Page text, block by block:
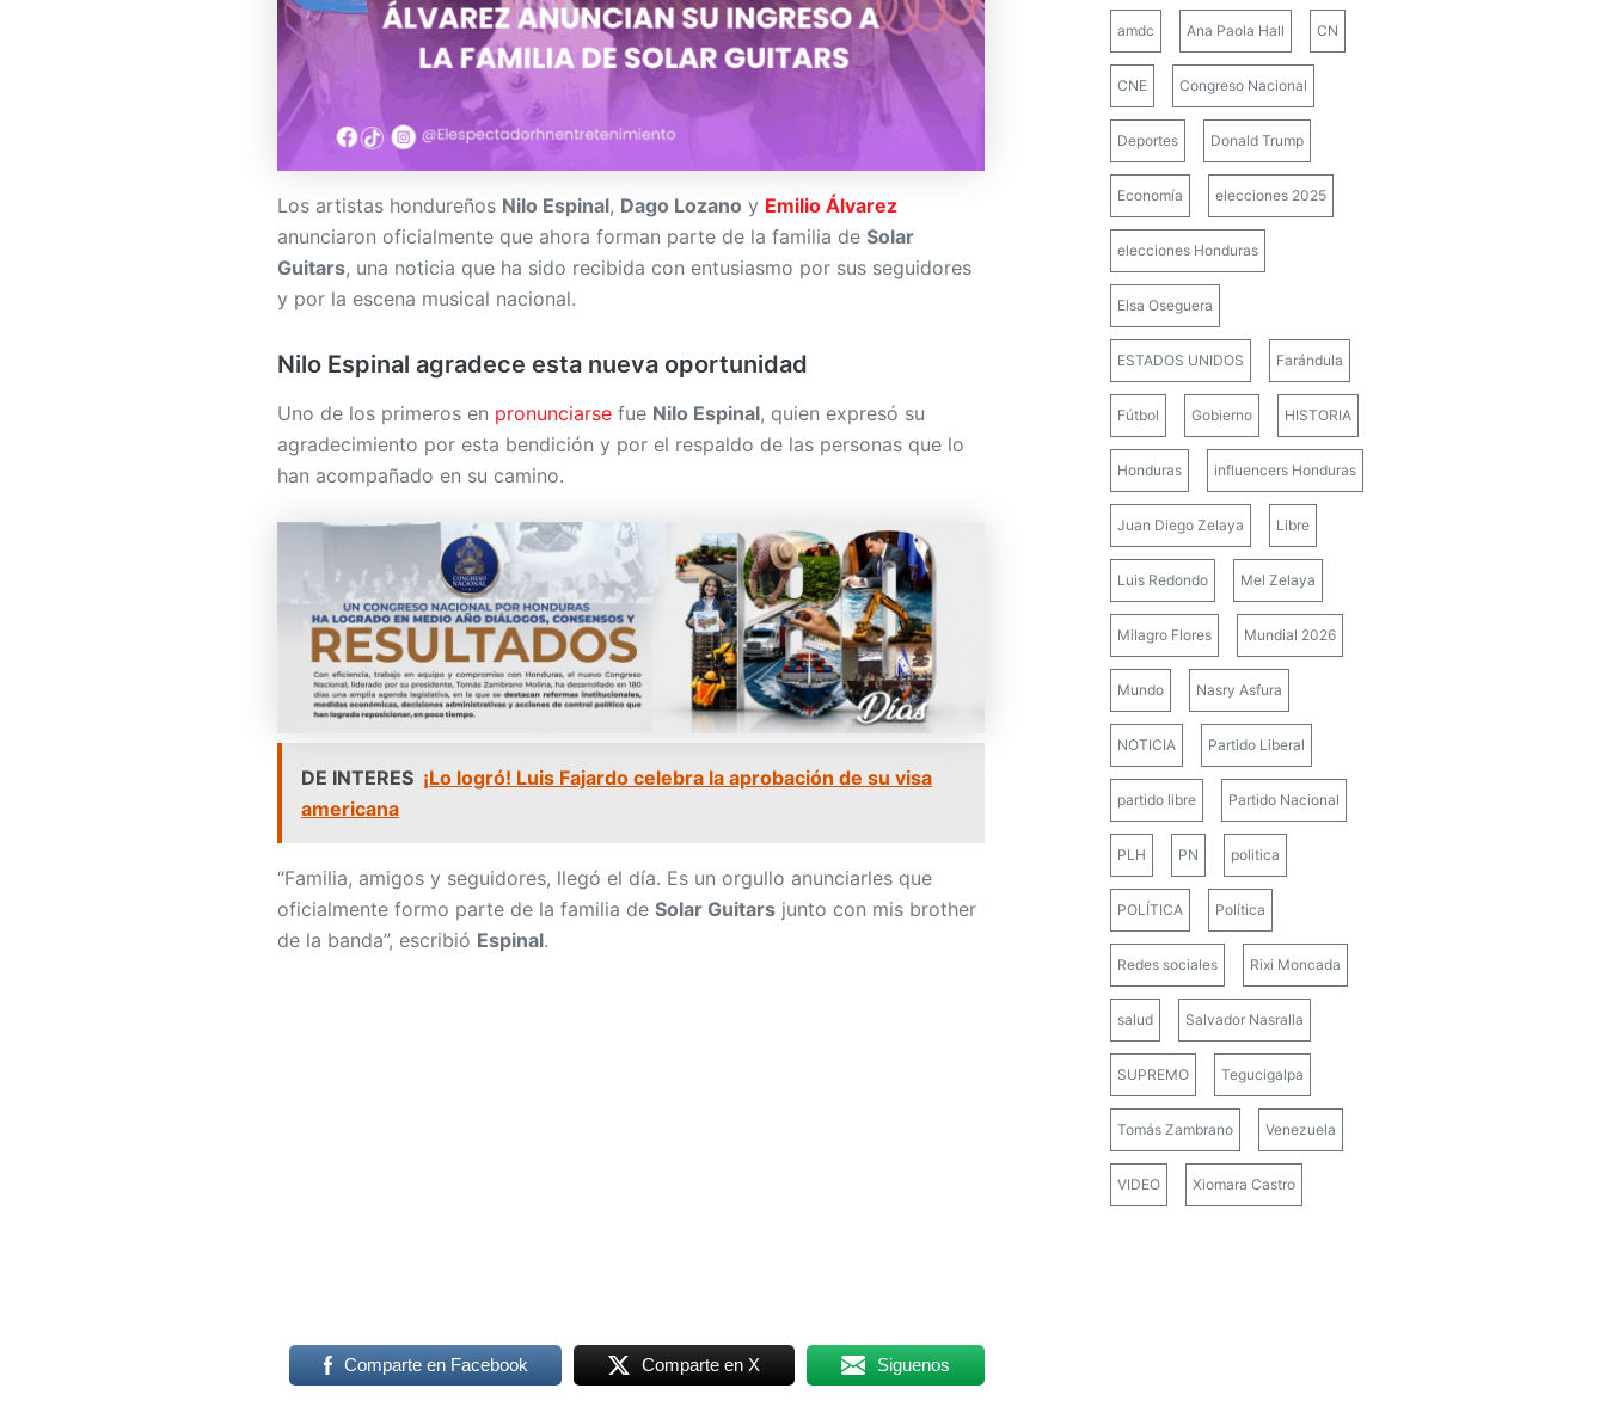
Los artistas hondureños Nilo Espinal, Dago Lozano y Emilio Álvarez
anunciaron oficialmente que ahora forman parte de la familia de Solar
Guitars, una noticia que ha sido recibida con entusiasmo por sus seguidores
y por la escena musical nacional.
Nilo Espinal agradece esta nueva oportunidad
Uno de los primeros en pronunciarse fue Nilo Espinal, quien expresó su
agradecimiento por esta bendición y por el respaldo de las personas que lo
han acompañado en su camino.
DE INTERES ¡Lo logró! Luis Fajardo celebra la aprobación de su visa
americana
“Familia, amigos y seguidores, llegó el día. Es un orgullo anunciarles que
oficialmente formo parte de la familia de Solar Guitars junto con mis brother
de la banda”, escribió Espinal.
Comparte en Facebook Comparte en X Siguenos
amdc Ana Paola Hall CN
CNE Congreso Nacional
Deportes Donald Trump
Economía elecciones 2025
elecciones Honduras
Elsa Oseguera
ESTADOS UNIDOS Farándula
Fútbol Gobierno HISTORIA
Honduras influencers Honduras
Juan Diego Zelaya Libre
Luis Redondo Mel Zelaya
Milagro Flores Mundial 2026
Mundo Nasry Asfura
NOTICIA Partido Liberal
partido libre Partido Nacional
PLH PN politica
POLÍTICA Política
Redes sociales Rixi Moncada
salud Salvador Nasralla
SUPREMO Tegucigalpa
Tomás Zambrano Venezuela
VIDEO Xiomara Castro